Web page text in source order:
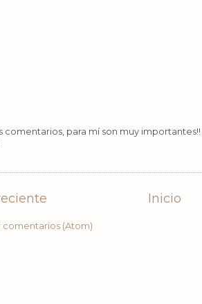
comentarios, para mí son muy
Inicio
comentarios (Atom)